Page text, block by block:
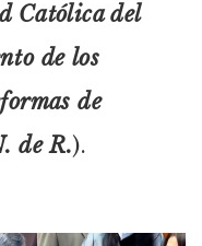
Católica del
de los
de
de R.).